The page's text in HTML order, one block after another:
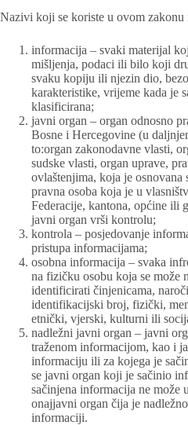
Nazivi koji se koriste u ovom zakonu
informacija – svaki materijal
mišljenja, podaci ili bilo koji
svaku kopiju ili njezin dio,
karakteristike, vrijeme kada je
klasificirana;
javni organ – organ odnosno
Bosne i Hercegovine (u
to:organ zakonodavne vlasti,
sudske vlasti, organ uprave,
ovlaštenjima, koja je osnovana
pravna osoba koja je u
Federacije, kantona, općine ili
javni organ vrši kontrolu;
kontrola – posjedovanje
pristupa informacijama;
osobna informacija – svaka
na fizičku osobu koja se može
identificirati činjenicama,
identifikacijski broj, fizički,
etnički, vjerski, kulturni ili
nadležni javni organ – javni
traženom informacijom, kao i
informaciju ili za kojega je
se javni organ koji je sačinio
sačinjena informacija ne može
onajjavni organ čija je
informaciji.